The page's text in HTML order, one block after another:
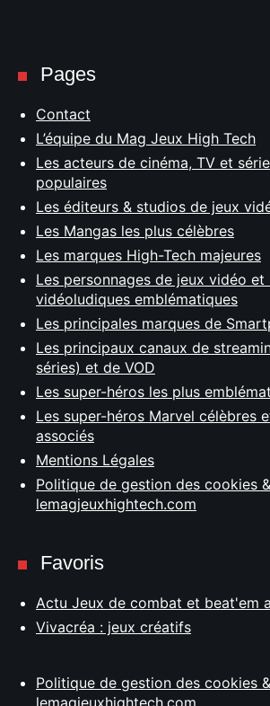
Pages
Contact
L’équipe du Mag Jeux High Tech
Les acteurs de cinéma, TV et
populaires
Les éditeurs & studios de jeux
Les Mangas les plus célèbres
Les marques High-Tech majeures
Les personnages de jeux vidéo et
vidéoludiques emblématiques
Les principales marques de
Les principaux canaux de
séries) et de VOD
Les super-héros les plus
Les super-héros Marvel célèbres
associés
Mentions Légales
Politique de gestion des cookies
lemagjeuxhightech.com
Favoris
Actu Jeux de combat et beat'em
Vivacréa : jeux créatifs
Politique de gestion des cookies
lemagjeuxhightech.com